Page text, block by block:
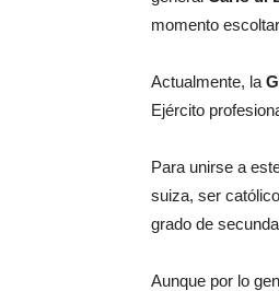
momento
Actualmente, la
Ejército
Para unirse a
suiza, ser
grado de
Aunque por lo